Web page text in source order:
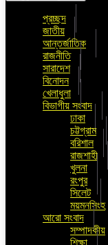
প্রচ্ছদ
জাতীয়
আন্তর্জাতিক
রাজনীতি
সারাদেশ
বিনোদন
খেলাধুলা
বিভাগীয় সংবাদ
ঢাকা
চট্টগ্রাম
বরিশাল
রাজশাহী
খুলনা
রংপুর
সিলেট
ময়মনসিংহ
আরো সংবাদ
সম্পাদকীয়
শিক্ষা